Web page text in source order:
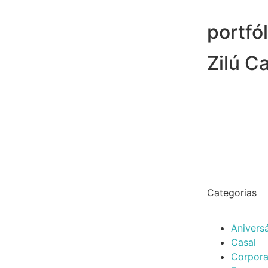
Zilú
Categorias
Casal